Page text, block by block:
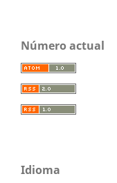
Número actual
Idioma